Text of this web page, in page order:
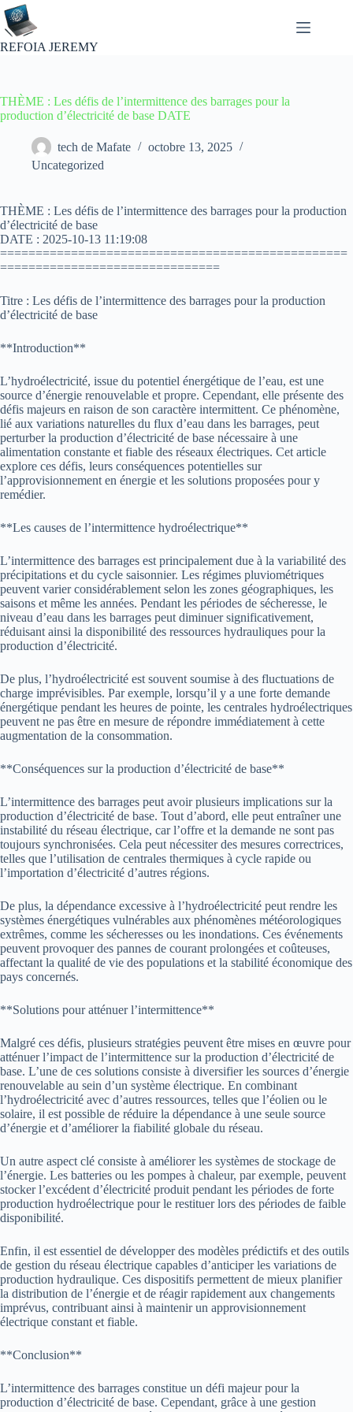
Passer
au
contenu
REFOIA JEREMY
THÈME : Les défis de l’intermittence des barrages pour la
production d’électricité de base DATE
tech de Mafate
octobre 13, 2025
Uncategorized
THÈME : Les défis de l’intermittence des barrages pour la production
d’électricité de base
DATE : 2025-10-13 11:19:08
=================================================
===============================
Titre : Les défis de l’intermittence des barrages pour la production
d’électricité de base
**Introduction**
L’hydroélectricité, issue du potentiel énergétique de l’eau, est une
source d’énergie renouvelable et propre. Cependant, elle présente des
défis majeurs en raison de son caractère intermittent. Ce phénomène,
lié aux variations naturelles du flux d’eau dans les barrages, peut
perturber la production d’électricité de base nécessaire à une
alimentation constante et fiable des réseaux électriques. Cet article
explore ces défis, leurs conséquences potentielles sur
l’approvisionnement en énergie et les solutions proposées pour y
remédier.
**Les causes de l’intermittence hydroélectrique**
L’intermittence des barrages est principalement due à la variabilité des
précipitations et du cycle saisonnier. Les régimes pluviométriques
peuvent varier considérablement selon les zones géographiques, les
saisons et même les années. Pendant les périodes de sécheresse, le
niveau d’eau dans les barrages peut diminuer significativement,
réduisant ainsi la disponibilité des ressources hydrauliques pour la
production d’électricité.
De plus, l’hydroélectricité est souvent soumise à des fluctuations de
charge imprévisibles. Par exemple, lorsqu’il y a une forte demande
énergétique pendant les heures de pointe, les centrales hydroélectriques
peuvent ne pas être en mesure de répondre immédiatement à cette
augmentation de la consommation.
**Conséquences sur la production d’électricité de base**
L’intermittence des barrages peut avoir plusieurs implications sur la
production d’électricité de base. Tout d’abord, elle peut entraîner une
instabilité du réseau électrique, car l’offre et la demande ne sont pas
toujours synchronisées. Cela peut nécessiter des mesures correctrices,
telles que l’utilisation de centrales thermiques à cycle rapide ou
l’importation d’électricité d’autres régions.
De plus, la dépendance excessive à l’hydroélectricité peut rendre les
systèmes énergétiques vulnérables aux phénomènes météorologiques
extrêmes, comme les sécheresses ou les inondations. Ces événements
peuvent provoquer des pannes de courant prolongées et coûteuses,
affectant la qualité de vie des populations et la stabilité économique des
pays concernés.
**Solutions pour atténuer l’intermittence**
Malgré ces défis, plusieurs stratégies peuvent être mises en œuvre pour
atténuer l’impact de l’intermittence sur la production d’électricité de
base. L’une de ces solutions consiste à diversifier les sources d’énergie
renouvelable au sein d’un système électrique. En combinant
l’hydroélectricité avec d’autres ressources, telles que l’éolien ou le
solaire, il est possible de réduire la dépendance à une seule source
d’énergie et d’améliorer la fiabilité globale du réseau.
Un autre aspect clé consiste à améliorer les systèmes de stockage de
l’énergie. Les batteries ou les pompes à chaleur, par exemple, peuvent
stocker l’excédent d’électricité produit pendant les périodes de forte
production hydroélectrique pour le restituer lors des périodes de faible
disponibilité.
Enfin, il est essentiel de développer des modèles prédictifs et des outils
de gestion du réseau électrique capables d’anticiper les variations de
production hydraulique. Ces dispositifs permettent de mieux planifier
la distribution de l’énergie et de réagir rapidement aux changements
imprévus, contribuant ainsi à maintenir un approvisionnement
électrique constant et fiable.
**Conclusion**
L’intermittence des barrages constitue un défi majeur pour la
production d’électricité de base. Cependant, grâce à une gestion